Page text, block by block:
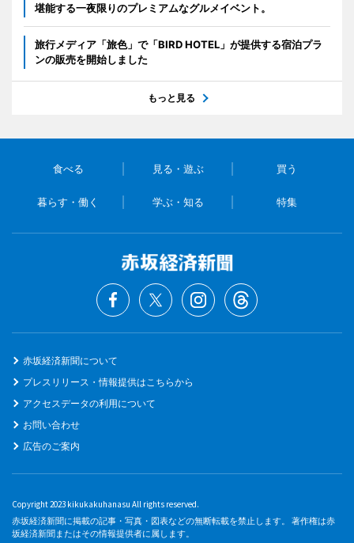
堪能する一夜限りのプレミアムなグルメイベント。
旅行メディア「旅色」で「BIRD HOTEL」が提供する宿泊プラ
ンの販売を開始しました
もっと見る
食べる 見る・遊ぶ 買う
暮らす・働く 学ぶ・知る 特集
赤坂経済新聞について
プレスリリース・情報提供はこちらから
アクセスデータの利用について
お問い合わせ
広告のご案内
Copyright 2023 kikukakuhanasu All rights reserved.
赤坂経済新聞に掲載の記事・写真・図表などの無断転載を禁止します。 著作権は赤
坂経済新聞またはその情報提供者に属します。